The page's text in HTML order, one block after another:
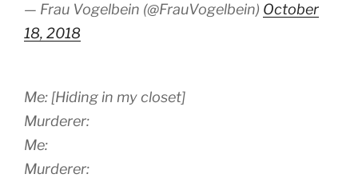
— Frau Vogelbein (@FrauVogelbein) October
18, 2018
Me: [Hiding in my closet]
Murderer:
Me:
Murderer: